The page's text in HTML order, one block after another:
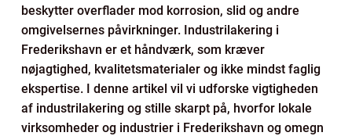
beskytter overflader mod korrosion, slid og andre
omgivelsernes påvirkninger. Industrilakering i
Frederikshavn er et håndværk, som kræver
nøjagtighed, kvalitetsmaterialer og ikke mindst faglig
ekspertise. I denne artikel vil vi udforske vigtigheden
af industrilakering og stille skarpt på, hvorfor lokale
virksomheder og industrier i Frederikshavn og omegn